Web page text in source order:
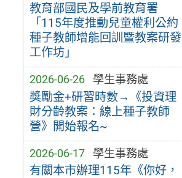
教育部國民及學前教育署
「115年度推動兒童權利公約
種子教師增能回訓暨教案研發
工作坊」
2026-06-26 學生事務處
獎勵金+研習時數→《投資理
財分齡教案：線上種子教師
營》開始報名~
2026-06-17 學生事務處
有關本市辦理115年《你好，